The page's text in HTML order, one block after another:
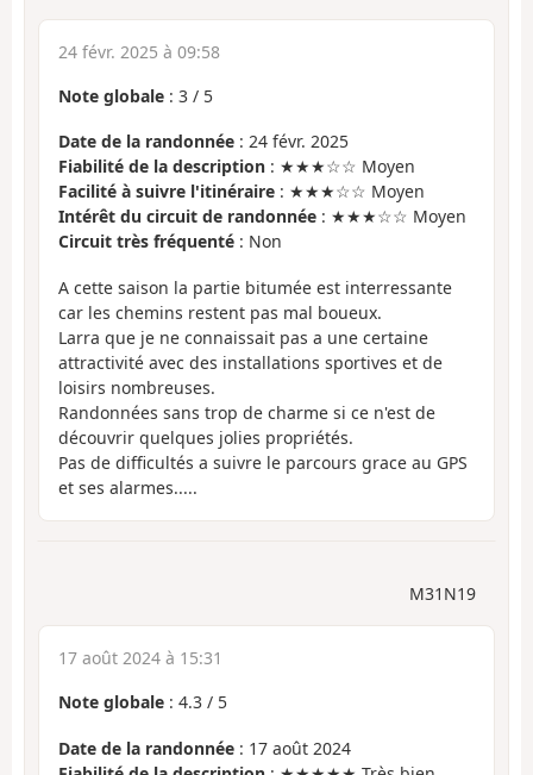
24 févr. 2025 à 09:58
Note globale : 3 / 5
Date de la randonnée : 24 févr. 2025
Fiabilité de la description : ★★★☆☆ Moyen
Facilité à suivre l'itinéraire : ★★★☆☆ Moyen
Intérêt du circuit de randonnée : ★★★☆☆ Moyen
Circuit très fréquenté : Non
A cette saison la partie bitumée est interressante
car les chemins restent pas mal boueux.
Larra que je ne connaissait pas a une certaine
attractivité avec des installations sportives et de
loisirs nombreuses.
Randonnées sans trop de charme si ce n'est de
découvrir quelques jolies propriétés.
Pas de difficultés a suivre le parcours grace au GPS
et ses alarmes.....
M31N19
17 août 2024 à 15:31
Note globale : 4.3 / 5
Date de la randonnée : 17 août 2024